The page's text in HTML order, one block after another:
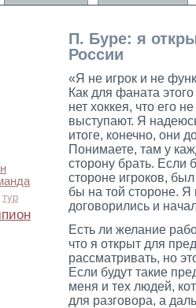
тур
П. Буре: я
России
«Я не игрок и не
Как для фаната
нет хоккея, что его
выступают. Я
итоге, конечно, они
Понимаете, там у
сторону брать.
стороне игроков,
бы на той стороне. Я
договорились и
Есть ли желание
чтο я открыт для
рассматривать, но
Если будут такие
меня и тех людей,
для разгοвора, а